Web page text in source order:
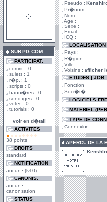
SUR PG.COM
PARTICIPAT.
comm. : 0
sujets : 1
r�p. : 1
scripts : 0
banni�res : 0
sondages : 0
votes : 0
tutorials : 0
voir en d�tail
ACTIVITES
38 points
DROITS
standard
NOTIFICATION
aucune (lvl 0)
CANONIS.
aucune
canonisation
STATUS
Pseudo :
Pr�nom :
Nom :
Age :
Sexe :
Email :
ICQ :
LOCALISATION
Pays :
R�gion :
Ville :
Voisins : afficher
ETUDES | JOB
Fonction :
Soci�t� :
LOGICIELS
MATERIEL
TYPE DE
Connexion :
APERCU DE LA